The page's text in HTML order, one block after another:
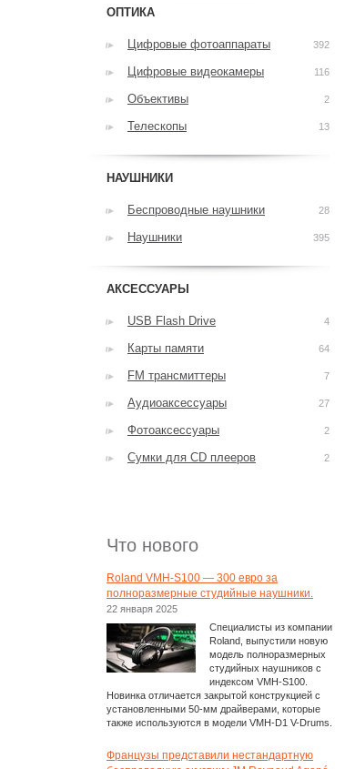
ОПТИКА
Цифровые фотоаппараты 392
Цифровые видеокамеры 116
Объективы 2
Телескопы 13
НАУШНИКИ
Беспроводные наушники 28
Наушники 395
АКСЕССУАРЫ
USB Flash Drive 4
Карты памяти 64
FM трансмиттеры 7
Аудиоаксессуары 27
Фотоаксессуары 2
Сумки для CD плееров 2
Что нового
Roland VMH-S100 — 300 евро за
полноразмерные студийные наушники.
22 января 2025
Специалисты из компании
Roland, выпустили новую
модель полноразмерных
студийных наушников с
индексом VMH-S100.
Новинка отличается закрытой конструкцией с
установленными 50-мм драйверами, которые
также используются в модели VMH-D1 V-Drums.
Французы представили нестандартную